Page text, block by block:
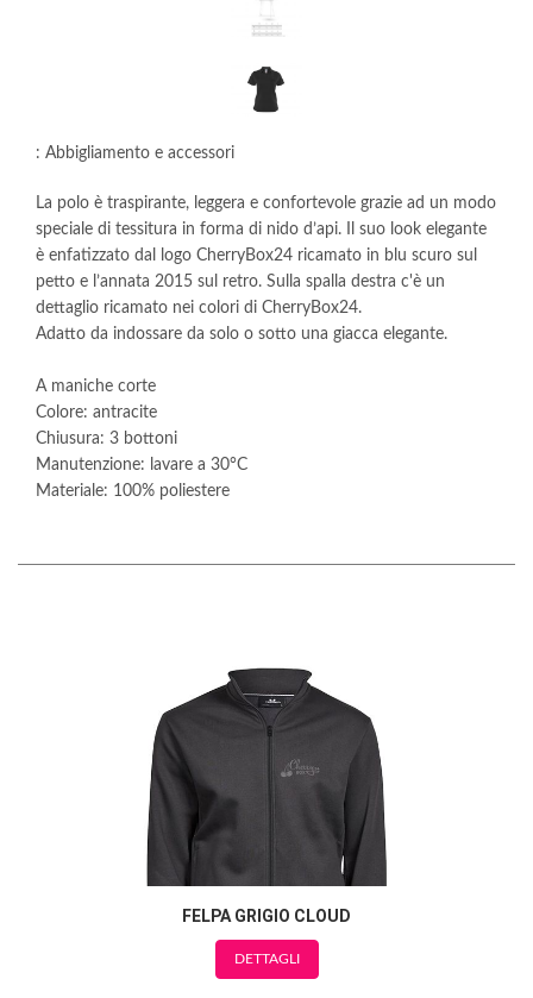
: Abbigliamento e accessori
La polo è traspirante, leggera e confortevole grazie ad un modo
speciale di tessitura in forma di nido d’api. Il suo look elegante
è enfatizzato dal logo CherryBox24 ricamato in blu scuro sul
petto e l’annata 2015 sul retro. Sulla spalla destra c'è un
dettaglio ricamato nei colori di CherryBox24.
Adatto da indossare da solo o sotto una giacca elegante.
A maniche corte
Colore: antracite
Chiusura: 3 bottoni
Manutenzione: lavare a 30°C
Materiale: 100% poliestere
FELPA GRIGIO CLOUD
DETTAGLI